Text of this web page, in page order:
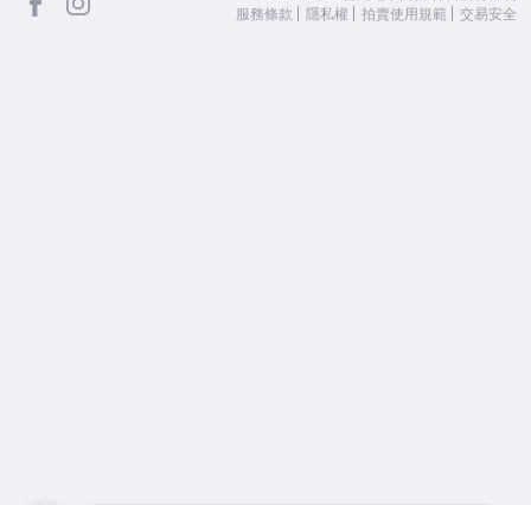
服務條款
隱私權 拍賣使用規範 交易安全